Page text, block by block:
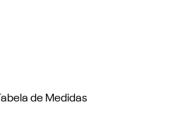
Tabela de Medidas